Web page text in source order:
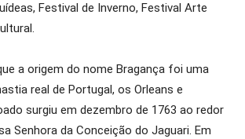
Festival de Inverno, Festival Arte
a origem do nome Bragança foi uma
real de Portugal, os Orleans e
surgiu em dezembro de 1763 ao redor
Senhora da Conceição do Jaguari. Em